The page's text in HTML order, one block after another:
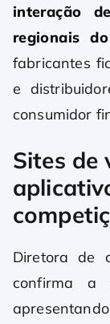
interação
regionais
fabricantes
e
consumidor
Sites de
Diretora de
confirma a